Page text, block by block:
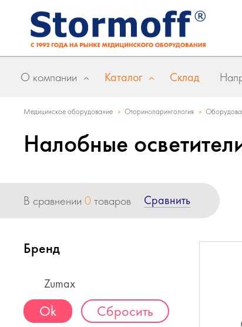
О компании Каталог Склад
Медицинское оборудование » Оториноларингология »
Налобные
В сравнении 0товаров Сравнить
Бренд
Zumax
Сбросить